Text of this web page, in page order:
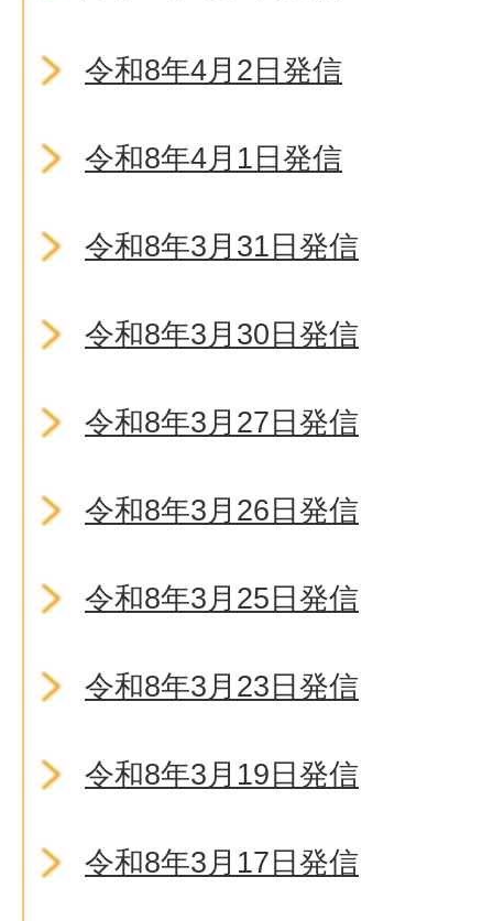
令和8年4月2日発信
令和8年4月1日発信
令和8年3月31日発信
令和8年3月30日発信
令和8年3月27日発信
令和8年3月26日発信
令和8年3月25日発信
令和8年3月23日発信
令和8年3月19日発信
令和8年3月17日発信